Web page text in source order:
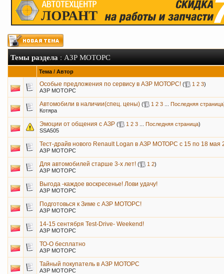
Темы раздела: АЗР МОТОРС
Тема / Автор
Особые предложения по сервису в АЗР МОТОРС! ( 1 2 3)
АЗР МОТОРС
Автомобили в наличии(спец. цены) ( 1 2 3 Последняя страница
Котяра
Эмоции от общения с АЗР ( 1 2 3 Последняя страница)
SSA505
Тест-драйв нового Renault Logan в АЗР МОТОРС с 15 по 18 мая
АЗР МОТОРС
Для автомобилей старше 3-х лет! ( 1 2)
АЗР МОТОРС
Выгода -каждое воскресенье! Лови удачу!
АЗР МОТОРС
Подготовься к Зиме с АЗР МОТОРС!
АЗР МОТОРС
14-15 сентября Test-Drive- Weekend!
АЗР МОТОРС
ТО-О бесплатно
АЗР МОТОРС
Тайный покупатель в АЗР МОТОРС
АЗР МОТОРС